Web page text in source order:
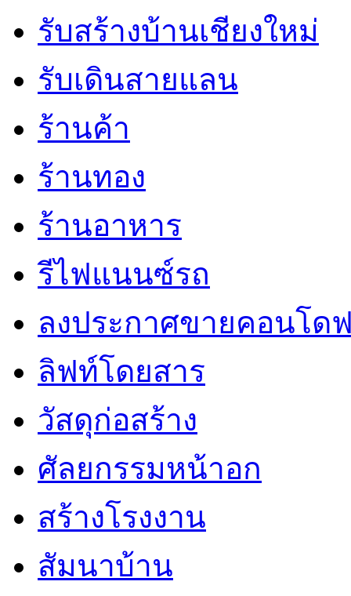
รับสร้างบ้านเชียงใหม่
รับเดินสายแลน
ร้านค้า
ร้านทอง
ร้านอาหาร
รีไฟแนนซ์รถ
ลงประกาศขายคอนโด
ลิฟท์โดยสาร
วัสดุก่อสร้าง
ศัลยกรรมหน้าอก
สร้างโรงงาน
สัมนาบ้าน